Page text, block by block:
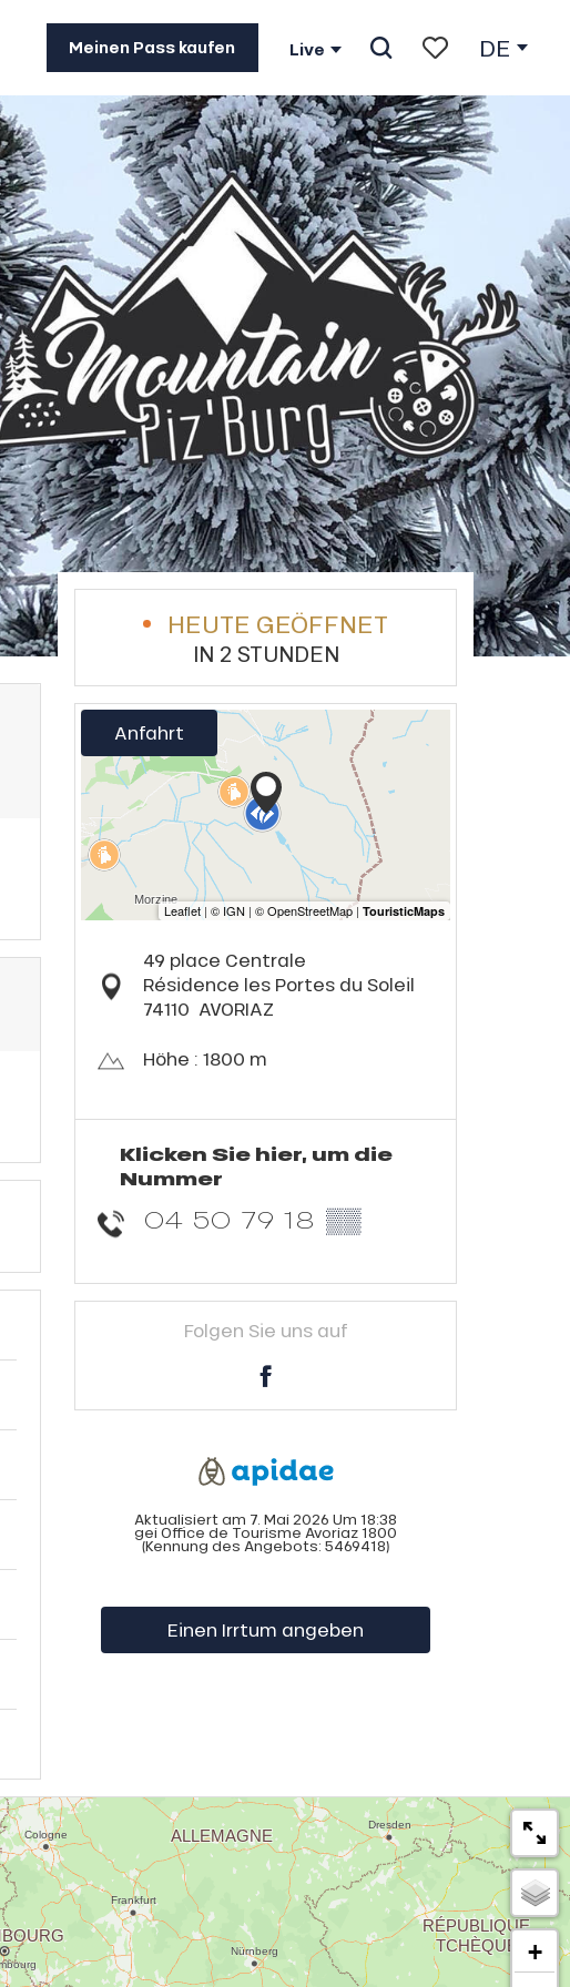
Meinen Pass kaufen Live DE
HEUTE GEÖFFNET
IN 2 STUNDEN
Anfahrt
49 place Centrale
Résidence les Portes du Soleil
74110 AVORIAZ
Höhe : 1800 m
Klicken Sie hier, um die
Nummer
04 50 79 18 ▒▒
Folgen Sie uns auf
Aktualisiert am 7. Mai 2026 Um 18:38
gei Office de Tourisme Avoriaz 1800
(Kennung des Angebots: 5469418)
Einen Irrtum angeben
+